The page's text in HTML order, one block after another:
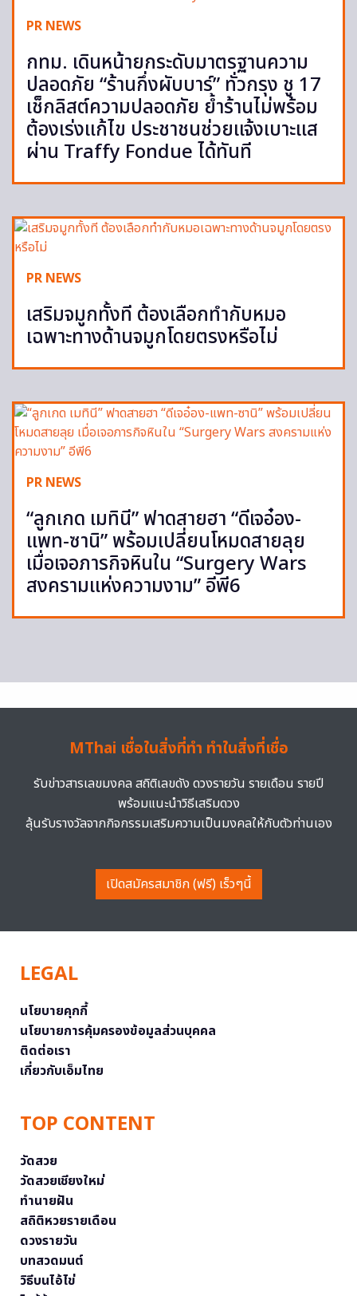
PR NEWS
กทม. เดินหน้ายกระดับมาตรฐานความ
ปลอดภัย “ร้านกึ่งผับบาร์” ทั่วกรุง ชู 17
เช็กลิสต์ความปลอดภัย ย้ำร้านไม่พร้อม
ต้องเร่งแก้ไข ประชาชนช่วยแจ้งเบาะแส
ผ่าน Traffy Fondue ได้ทันที
PR NEWS
เสริมจมูกทั้งที ต้องเลือกทำกับหมอ
เฉพาะทางด้านจมูกโดยตรงหรือไม่
PR NEWS
“ลูกเกด เมทินี” ฟาดสายฮา “ดีเจอ๋อง-
แพท-ซานิ” พร้อมเปลี่ยนโหมดสายลุย
เมื่อเจอภารกิจหินใน “Surgery Wars
สงครามแห่งความงาม” อีพี6
MThai เชื่อในสิ่งที่ทำ ทำในสิ่งที่เชื่อ
รับข่าวสารเลขมงคล สถิติเลขดัง ดวงรายวัน รายเดือน รายปี
พร้อมแนะนำวิธีเสริมดวง
ลุ้นรับรางวัลจากกิจกรรมเสริมความเป็นมงคลให้กับตัวท่านเอง
เปิดสมัครสมาชิก (ฟรี) เร็วๆนี้
LEGAL
นโยบายคุกกี้
นโยบายการคุ้มครองข้อมูลส่วนบุคคล
ติดต่อเรา
เกี่ยวกับเอ็มไทย
TOP CONTENT
วัดสวย
วัดสวยเชียงใหม่
ทำนายฝัน
สถิติหวยรายเดือน
ดวงรายวัน
บทสวดมนต์
วิธีบนไอ้ไข่